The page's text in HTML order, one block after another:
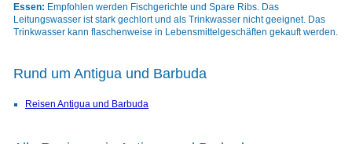
Essen: Empfohlen werden Fischgerichte und Spare Ribs. Das
Leitungswasser ist stark gechlort und als Trinkwasser nicht geeignet. Das
Trinkwasser kann flaschenweise in Lebensmittelgeschäften gekauft werden.
Rund um Antigua und Barbuda
Reisen Antigua und Barbuda